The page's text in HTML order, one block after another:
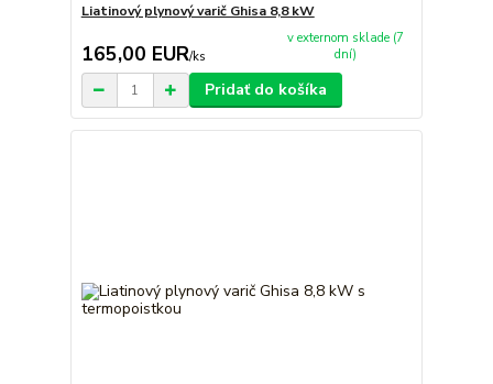
Liatinový plynový varič Ghisa 8,8 kW
165,00 EUR/ks
v externom sklade (7
dní)
Pridať do košíka